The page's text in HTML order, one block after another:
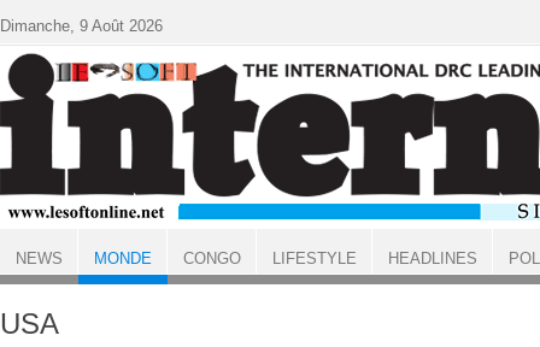
ACCUEIL MONDE
USA
Dimanche, 9 Août 2026
NEWS MONDE CONGO LIFESTYLE HEADLINES